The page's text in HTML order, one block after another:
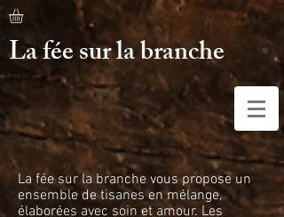
La fée sur la branche
La fée sur la branche vous propose un
ensemble de tisanes en mélange,
élaborées avec soin et amour. Les